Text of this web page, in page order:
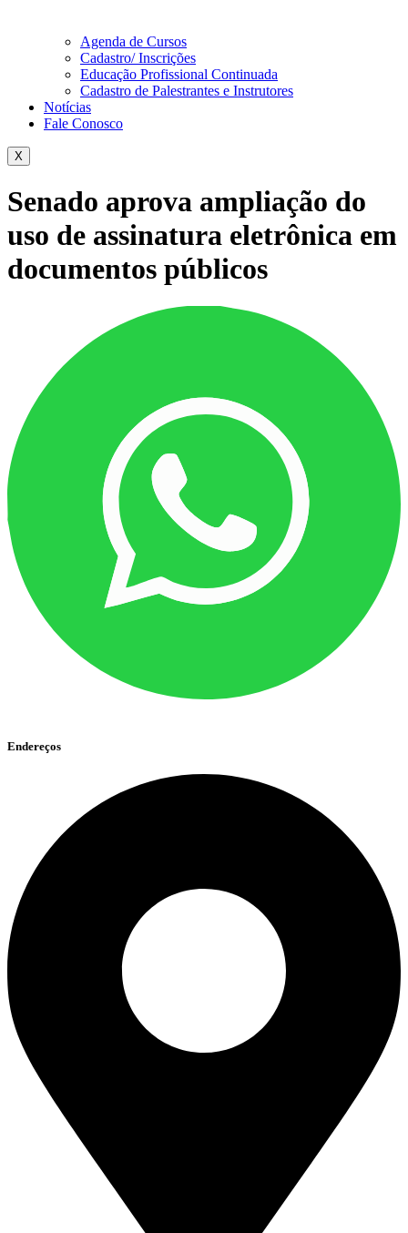
Agenda de Cursos
Cadastro/ Inscrições
Educação Profissional Continuada
Cadastro de Palestrantes e Instrutores
Notícias
Fale Conosco
X
Senado aprova ampliação do
uso de assinatura eletrônica em
documentos públicos
Endereços